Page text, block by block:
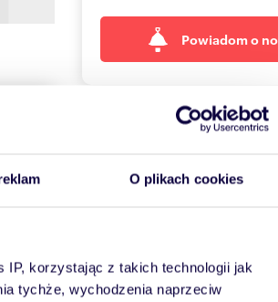
O plikach cookies
IP, korzystając z takich technologii jak
tychże, wychodzenia naprzeciw
Powiadom o